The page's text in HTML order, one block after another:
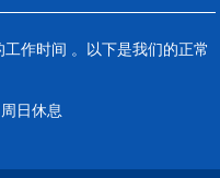
作时间 。以下是我们的正常
日休息